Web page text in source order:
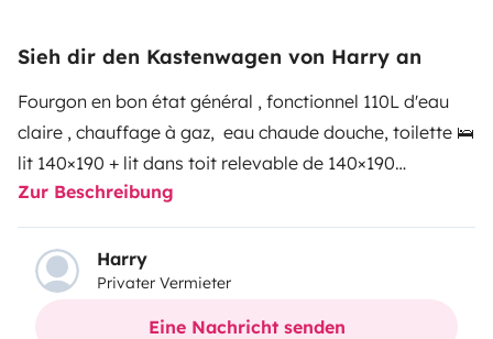
Sieh dir den Kastenwagen von Harry an
Fourgon en bon état général , fonctionnel 110L d'eau
claire , chauffage à gaz, eau chaude douche, toilette 🛌
lit 140×190 + lit dans toit relevable de 140×190
Frigo et congélateur
Zur Beschreibung
Harry
Privater Vermieter
Eine Nachricht senden